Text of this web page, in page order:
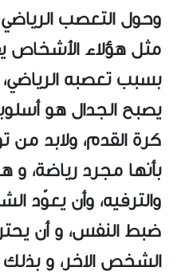
وحول التعصب
مثل هؤلاء الأشخاص
بسبب تعصبه
يصبح الجدال هو
كرة القدم، ولابد
بأنها مجرد رياضة، و
والترفيه، وأن يعوّد
ضبط النفس، و أن
الشخص الآخر، و